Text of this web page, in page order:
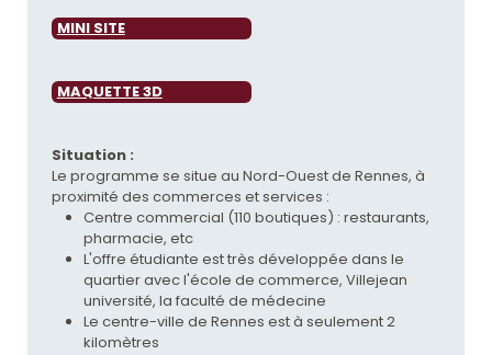
MINI SITE
MAQUETTE 3D
Situation :
Le programme se situe au Nord-Ouest de Rennes, à
proximité des commerces et services :
Centre commercial (110 boutiques) : restaurants,
pharmacie, etc
L'offre étudiante est très développée dans le
quartier avec l'école de commerce, Villejean
université, la faculté de médecine
Le centre-ville de Rennes est à seulement 2
kilomètres